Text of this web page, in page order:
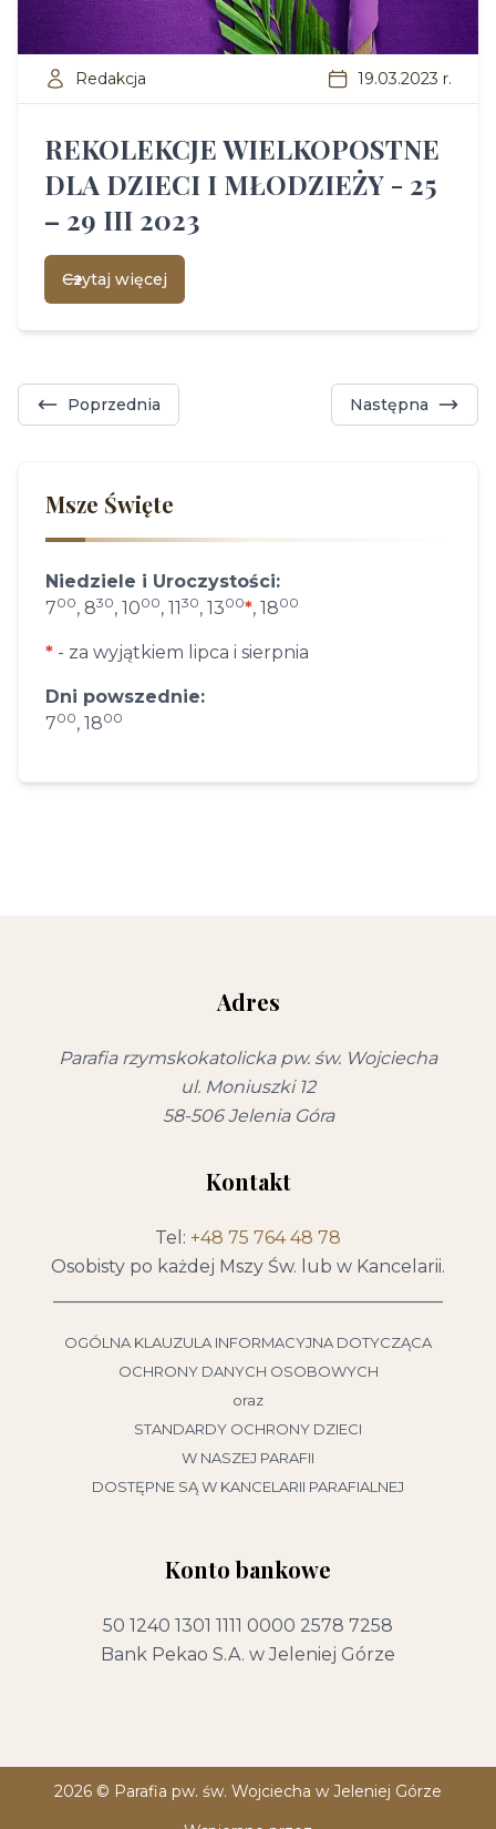
Redakcja 19.03.2023 r.
REKOLEKCJE WIELKOPOSTNE
DLA DZIECI I MŁODZIEŻY - 25
– 29 III 2023
Czytaj więcej
Poprzednia Następna
Msze Święte
Niedziele i Uroczystości:
700, 830, 1000, 11 30, 1300*, 1800
* - za wyjątkiem lipca i sierpnia
Dni powszednie:
700, 1800
Adres
Parafia rzymskokatolicka pw. św. Wojciecha
ul. Moniuszki 12
58-506 Jelenia Góra
Kontakt
Tel: +48 75 764 48 78
Osobisty po każdej Mszy Św. lub w Kancelarii.
OGÓLNA KLAUZULA INFORMACYJNA DOTYCZĄCA
OCHRONY DANYCH OSOBOWYCH
oraz
STANDARDY OCHRONY DZIECI
W NASZEJ PARAFII
DOSTĘPNE SĄ W KANCELARII PARAFIALNEJ
Konto bankowe
50 1240 1301 1111 0000 2578 7258
Bank Pekao S.A. w Jeleniej Górze
2026 © Parafia pw. św. Wojciecha w Jeleniej Górze